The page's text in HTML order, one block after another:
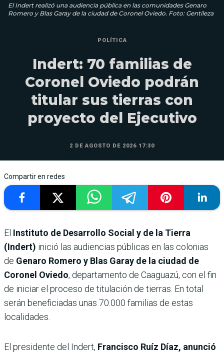
El Indert realizó una audiencia pública en las comunidades Genaro
Romero y Blas Garay de la ciudad de Coronel Oviedo. Foto: Gentileza
POLÍTICA
Indert: 70 familias de
Coronel Oviedo podrán
titular sus tierras con
proyecto del Ejecutivo
2 DE AGOSTO DE 2026 17:30
Compartir en redes
El Instituto de Desarrollo Social y de la Tierra
(Indert) inició las audiencias públicas en las colonias
de Genaro Romero y Blas Garay de la ciudad de
Coronel Oviedo, departamento de Caaguazú, con el fin
de iniciar el proceso de titulación de tierras. En total
serán beneficiadas unas 70.000 familias de estas
localidades.
El presidente del Indert, Francisco Ruíz Díaz, anunció